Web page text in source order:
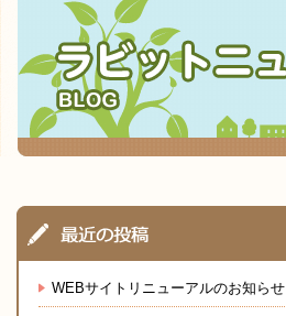
WEBサイトリニューアルのお知らせ